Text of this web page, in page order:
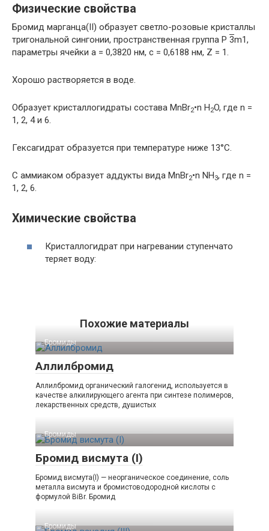
Физические свойства
Бромид марганца(II) образует светло-розовые кристаллы
тригональной сингонии, пространственная группа P 3m1,
параметры ячейки a = 0,3820 нм, c = 0,6188 нм, Z = 1.
Хорошо растворяется в воде.
Образует кристаллогидраты состава MnBr2•n H2O, где n =
1, 2, 4 и 6.
Гексагидрат образуется при температуре ниже 13°С.
С аммиаком образует аддукты вида MnBr2•n NH3, где n =
1, 2, 6.
Химические свойства
Кристаллогидрат при нагревании ступенчато
теряет воду:
Похожие материалы
Бромиды‎
Аллилбромид
Аллилбромид органический галогенид, используется в
качестве алкилирующего агента при синтезе полимеров,
лекарственных средств, душистых
Бромиды‎
Бромид висмута (I)
Бромид висмута(I) — неорганическое соединение, соль
металла висмута и бромистоводородной кислоты с
формулой BiBr. Бромид
Бромиды‎